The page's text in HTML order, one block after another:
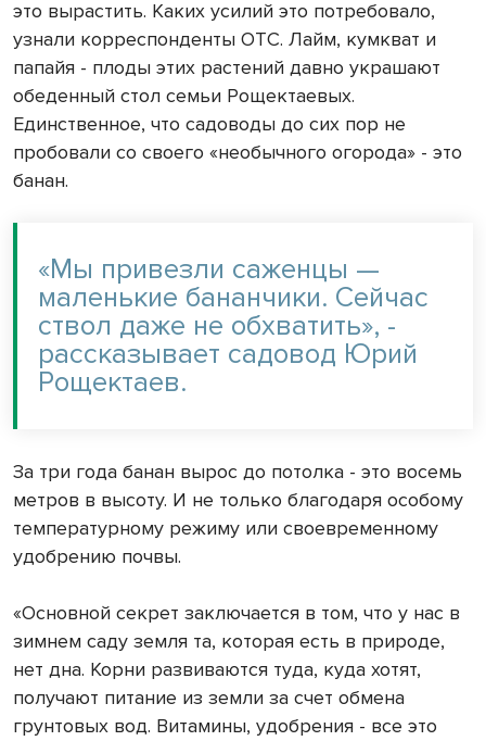
это вырастить. Каких усилий это потребовало,
узнали корреспонденты ОТС. Лайм, кумкват и
папайя - плоды этих растений давно украшают
обеденный стол семьи Рощектаевых.
Единственное, что садоводы до сих пор не
пробовали со своего «необычного огорода» - это
банан.
«Мы привезли саженцы —
маленькие бананчики. Сейчас
ствол даже не обхватить», -
рассказывает садовод Юрий
Рощектаев.
За три года банан вырос до потолка - это восемь
метров в высоту. И не только благодаря особому
температурному режиму или своевременному
удобрению почвы.
«Основной секрет заключается в том, что у нас в
зимнем саду земля та, которая есть в природе,
нет дна. Корни развиваются туда, куда хотят,
получают питание из земли за счет обмена
грунтовых вод. Витамины, удобрения - все это